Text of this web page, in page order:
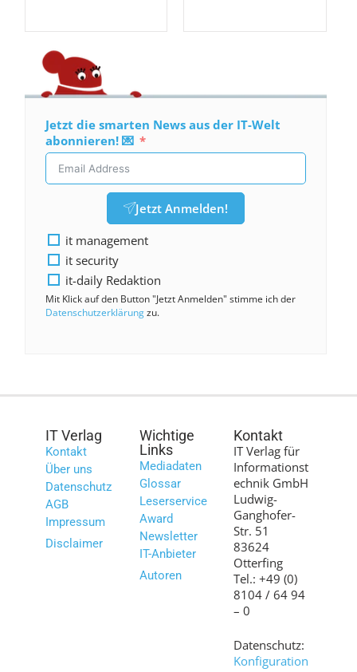
Jetzt die smarten News aus der IT-Welt
abonnieren! 💌
Jetzt Anmelden!
it management
it security
it-daily Redaktion
Mit Klick auf den Button "Jetzt Anmelden" stimme ich der
Datenschutzerklärungzu.
IT Verlag
Kontakt
Über uns
Datenschutz
AGB
Impressum
Disclaimer
Wichtige
Links
Mediadaten
Glossar
Leserservice
Award
Newsletter
IT-Anbieter
Autoren
Kontakt
IT Verlag für
Informationst
echnik GmbH
Ludwig-
Ganghofer-
Str. 51
83624
Otterfing
Tel.: +49 (0)
8104 / 64 94
– 0
Datenschutz:
Konfiguration